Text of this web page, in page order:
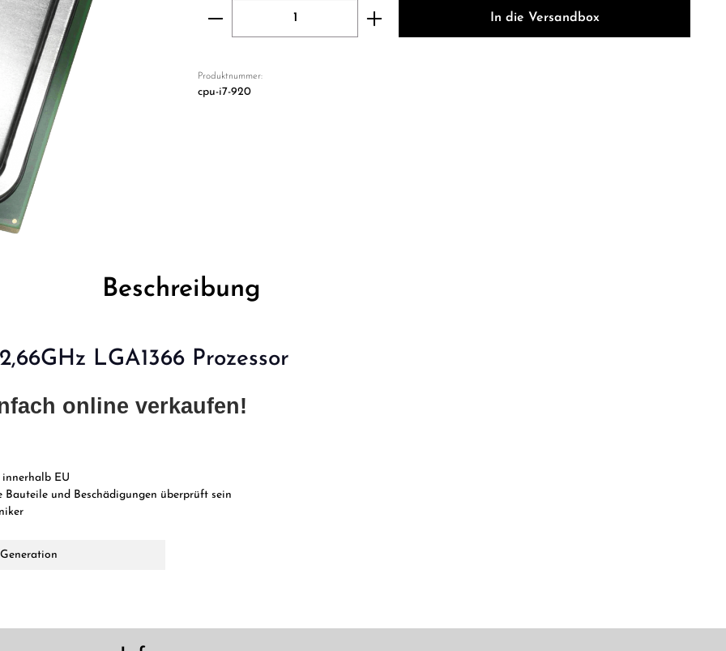
Produkt Anzahl: Gib den gewünschten Wert ein oder
In die Versandbox
Produktnummer:
cpu-i7-920
Beschreibung
LGA1366 Prozessor
online verkaufen!
EU
und Beschädigungen überprüft sein